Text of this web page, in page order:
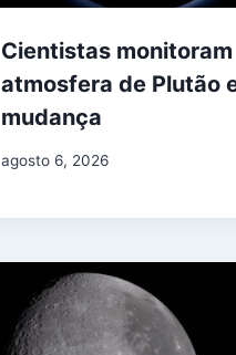
Cientistas monitoram
atmosfera de Plutão
mudança
agosto 6, 2026